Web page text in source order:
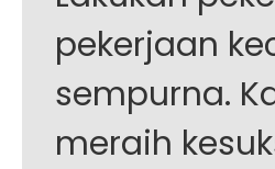
pekerjaan
sempurna.
meraih